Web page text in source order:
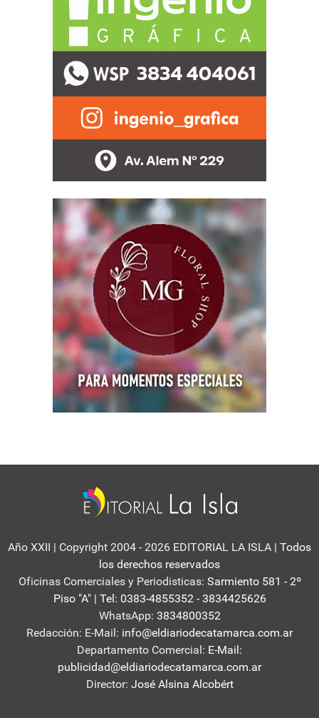
Año XXII | Copyright 2004 - 2026 EDITORIAL LA ISLA | Todos
los derechos reservados
Oficinas Comerciales y Periodisticas: Sarmiento 581 - 2º
Piso "A" | Tel: 0383-4855352 - 3834425626
WhatsApp: 3834800352
Redacción: E-Mail: info@eldiariodecatamarca.com.ar
Departamento Comercial: E-Mail:
publicidad@eldiariodecatamarca.com.ar
Director: José Alsina Alcobért